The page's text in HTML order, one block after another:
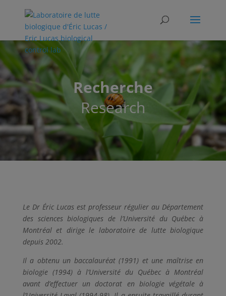
Recherche
Research
Le Dr Éric Lucas est professeur régulier au Département
des sciences biologiques de l’Université du Québec à
Montréal et dirige le laboratoire de lutte biologique
depuis 2002.
Il a obtenu un baccalauréat (1991) et une maîtrise en
biologie (1994) à l’Université du Québec à Montréal
avant d’effectuer un doctorat en biologie végétale à